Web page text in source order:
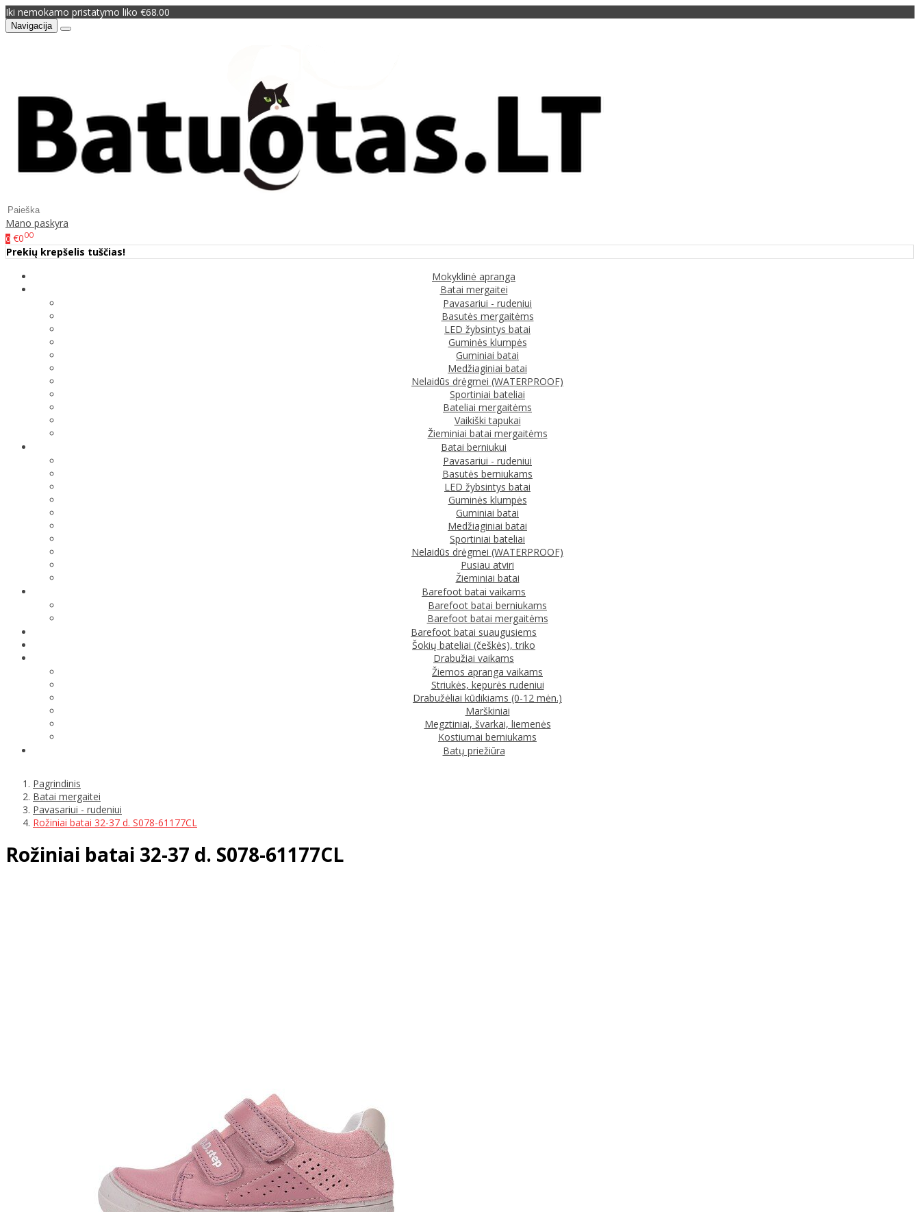
Iki nemokamo pristatymo liko €68.00
Navigacija
Mano paskyra
0 €000
Prekių krepšelis tuščias!
Mokyklinė apranga
Batai mergaitei
Pavasariui - rudeniui
Basutės mergaitėms
LED žybsintys batai
Guminės klumpės
Guminiai batai
Medžiaginiai batai
Nelaidūs drėgmei (WATERPROOF)
Sportiniai bateliai
Bateliai mergaitėms
Vaikiški tapukai
Žieminiai batai mergaitėms
Batai berniukui
Pavasariui - rudeniui
Basutės berniukams
LED žybsintys batai
Guminės klumpės
Guminiai batai
Medžiaginiai batai
Sportiniai bateliai
Nelaidūs drėgmei (WATERPROOF)
Pusiau atviri
Žieminiai batai
Barefoot batai vaikams
Barefoot batai berniukams
Barefoot batai mergaitėms
Barefoot batai suaugusiems
Šokių bateliai (češkės), triko
Drabužiai vaikams
Žiemos apranga vaikams
Striukės, kepurės rudeniui
Drabužėliai kūdikiams (0-12 mėn.)
Marškiniai
Megztiniai, švarkai, liemenės
Kostiumai berniukams
Batų priežiūra
Pagrindinis
Batai mergaitei
Pavasariui - rudeniui
Rožiniai batai 32-37 d. S078-61177CL
Rožiniai batai 32-37 d. S078-61177CL